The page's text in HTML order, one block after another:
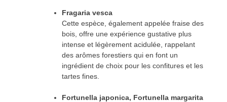
Fragaria vesca
Cette espèce, également appelée fraise des
bois, offre une expérience gustative plus
intense et légèrement acidulée, rappelant
des arômes forestiers qui en font un
ingrédient de choix pour les confitures et les
tartes fines.
Fortunella japonica, Fortunella margarita